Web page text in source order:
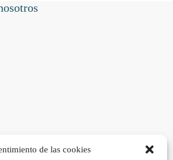
de las cookies